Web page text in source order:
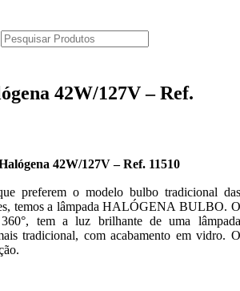
42W/127V – Ref.
42W/127V – Ref. 11510
preferem o modelo bulbo tradicional das
temos a lâmpada HALÓGENA BULBO. O
tem a luz brilhante de uma lâmpada
tradicional, com acabamento em vidro. O